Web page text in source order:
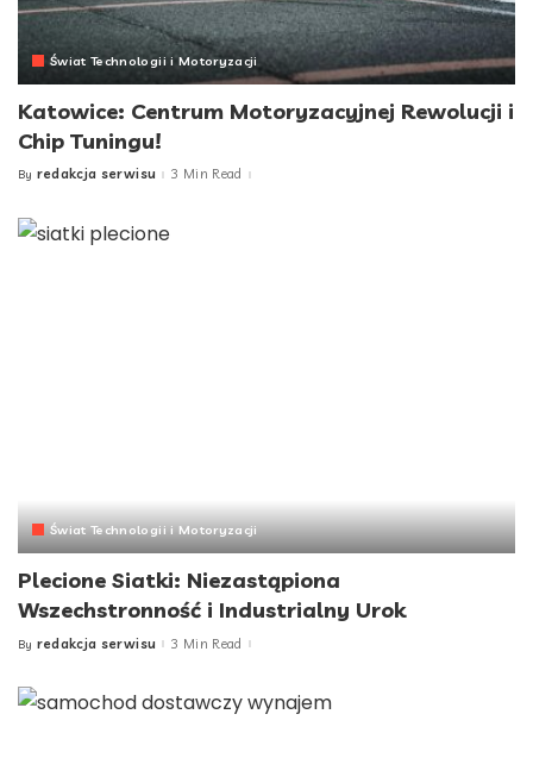
Świat Technologii i Motoryzacji
Katowice: Centrum Motoryzacyjnej Rewolucji i
Chip Tuningu!
Posted
By redakcja serwisu 3 Min Read
Świat Technologii i Motoryzacji
Plecione Siatki: Niezastąpiona
Wszechstronność i Industrialny Urok
Posted
By redakcja serwisu 3 Min Read